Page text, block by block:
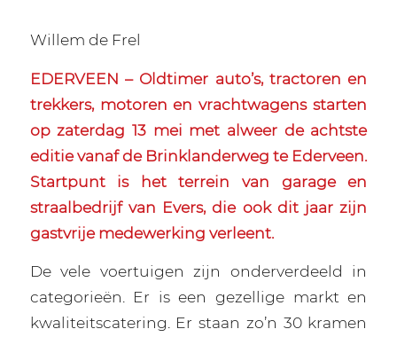
Willem de Frel
EDERVEEN – Oldtimer auto’s, tractoren en
trekkers, motoren en vrachtwagens starten
op zaterdag 13 mei met alweer de achtste
editie vanaf de Brinklanderweg te Ederveen.
Startpunt is het terrein van garage en
straalbedrijf van Evers, die ook dit jaar zijn
gastvrije medewerking verleent.
De vele voertuigen zijn onderverdeeld in
categorieën. Er is een gezellige markt en
kwaliteitscatering. Er staan zo’n 30 kramen